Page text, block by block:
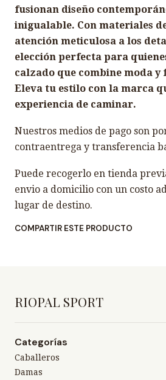
fusionan diseño
inigualable. Con materiales
atención meticulosa a los
elección perfecta para
calzado que combine moda
Eleva tu estilo con la marca
experiencia de caminar.
Nuestros medios de pago son
contraentrega y transferencia
Puede recogerlo en tienda
envio a domicilio con un costo
lugar de destino.
COMPARTIR ESTE PRODUCTO
RIOPAL SPORT
Categorías
Caballeros
Damas